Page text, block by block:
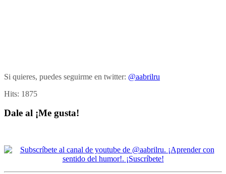
Si quieres, puedes seguirme en twitter: @aabrilru
Hits: 1875
Dale al ¡Me gusta!